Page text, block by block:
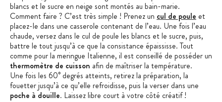
blancs et le sucre en neige sont montés au bain-marie.
Comment faire ? C’est très simple ! Prenez un cul de poule et
placez-le dans une casserole contenant de l’eau. Une fois l’eau
chaude, versez dans le cul de poule les blancs et le sucre, puis,
battre le tout jusqu’à ce que la consistance épaississe. Tout
comme pour la meringue Italienne, il est conseillé de posséder un
thermomètre de cuisson afin de maîtriser la température.
Une fois les 60° degrés atteints, retirez la préparation, la
fouetter jusqu’à ce qu’elle refroidisse, puis la verser dans une
poche à douille. Laissez libre court à votre côté créatif !